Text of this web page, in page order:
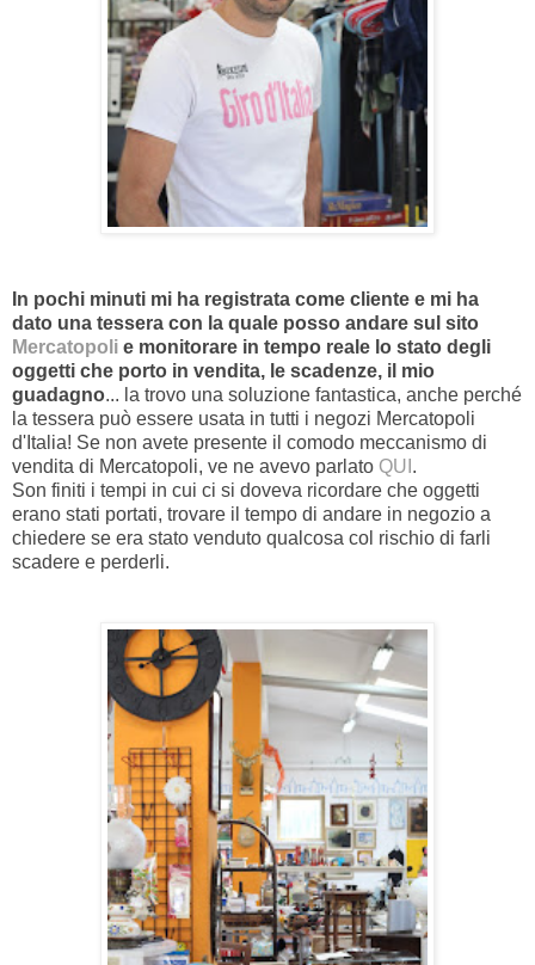
In pochi minuti mi ha registrata come cliente e mi ha
dato una tessera con la quale posso andare sul sito
Mercatopoli e monitorare in tempo reale lo stato degli
oggetti che porto in vendita, le scadenze, il mio
guadagno... la trovo una soluzione fantastica, anche perché
la tessera può essere usata in tutti i negozi Mercatopoli
d'Italia! Se non avete presente il comodo meccanismo di
vendita di Mercatopoli, ve ne avevo parlato QUI .
Son finiti i tempi in cui ci si doveva ricordare che oggetti
erano stati portati, trovare il tempo di andare in negozio a
chiedere se era stato venduto qualcosa col rischio di farli
scadere e perderli.